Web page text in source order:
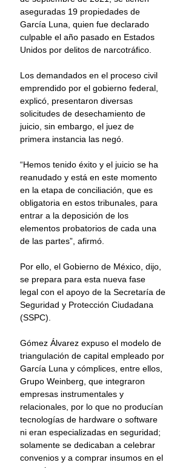
aseguradas 19 propiedades de
García Luna, quien fue declarado
culpable el año pasado en Estados
Unidos por delitos de narcotráfico.
Los demandados en el proceso civil
emprendido por el gobierno federal,
explicó, presentaron diversas
solicitudes de desechamiento de
juicio, sin embargo, el juez de
primera instancia las negó.
“Hemos tenido éxito y el juicio se ha
reanudado y está en este momento
en la etapa de conciliación, que es
obligatoria en estos tribunales, para
entrar a la deposición de los
elementos probatorios de cada una
de las partes”, afirmó.
Por ello, el Gobierno de México, dijo,
se prepara para esta nueva fase
legal con el apoyo de la Secretaría de
Seguridad y Protección Ciudadana
(SSPC).
Gómez Álvarez expuso el modelo de
triangulación de capital empleado por
García Luna y cómplices, entre ellos,
Grupo Weinberg, que integraron
empresas instrumentales y
relacionales, por lo que no producían
tecnologías de hardware o software
ni eran especializadas en seguridad;
solamente se dedicaban a celebrar
convenios y a comprar insumos en el